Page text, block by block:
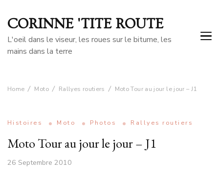
CORINNE 'TITE ROUTE
L'oeil dans le viseur, les roues sur le bitume, les
mains dans la terre
Home Moto Rallyes routiers Moto Tour au jour le jour – J1
Histoires Moto Photos Rallyes routiers
Moto Tour au jour le jour – J1
26 Septembre 2010